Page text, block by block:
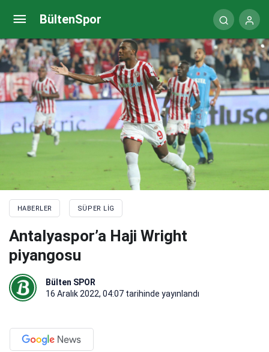
BültenSpor
HABERLER SÜPER LIG
Antalyaspor’a Haji Wright
piyangosu
Bülten SPOR
16 Aralık 2022, 04:07 tarihinde yayınlandı
Galatasaray’da transfer hareketliliği! Yıldız isim için
görüşme bugün…